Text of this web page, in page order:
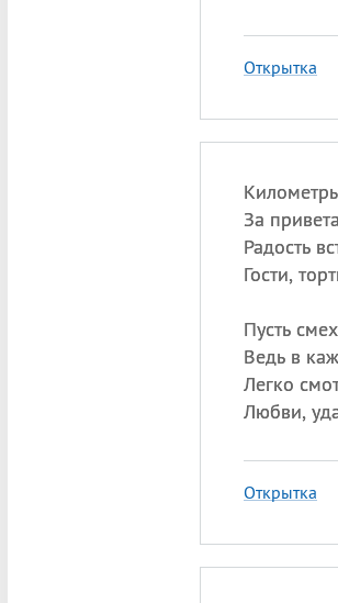
Открытка
За
Радость
Гости,
Пусть
Ведь в
Легко
Любви,
Открытка